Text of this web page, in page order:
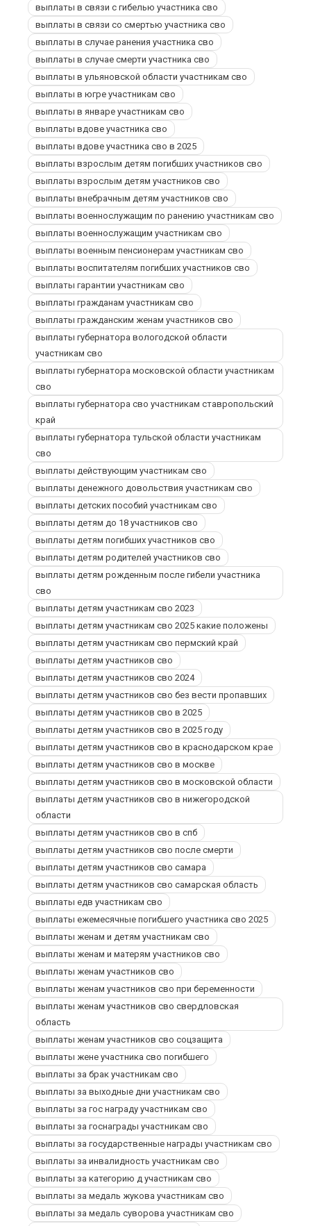
выплаты в связи с гибелью участника сво
выплаты в связи со смертью участника сво
выплаты в случае ранения участника сво
выплаты в случае смерти участника сво
выплаты в ульяновской области участникам сво
выплаты в югре участникам сво
выплаты в январе участникам сво
выплаты вдове участника сво
выплаты вдове участника сво в 2025
выплаты взрослым детям погибших участников сво
выплаты взрослым детям участников сво
выплаты внебрачным детям участников сво
выплаты военнослужащим по ранению участникам сво
выплаты военнослужащим участникам сво
выплаты военным пенсионерам участникам сво
выплаты воспитателям погибших участников сво
выплаты гарантии участникам сво
выплаты гражданам участникам сво
выплаты гражданским женам участников сво
выплаты губернатора вологодской области
участникам сво
выплаты губернатора московской области участникам
сво
выплаты губернатора сво участникам ставропольский
край
выплаты губернатора тульской области участникам
сво
выплаты действующим участникам сво
выплаты денежного довольствия участникам сво
выплаты детских пособий участникам сво
выплаты детям до 18 участников сво
выплаты детям погибших участников сво
выплаты детям родителей участников сво
выплаты детям рожденным после гибели участника
сво
выплаты детям участникам сво 2023
выплаты детям участникам сво 2025 какие положены
выплаты детям участникам сво пермский край
выплаты детям участников сво
выплаты детям участников сво 2024
выплаты детям участников сво без вести пропавших
выплаты детям участников сво в 2025
выплаты детям участников сво в 2025 году
выплаты детям участников сво в краснодарском крае
выплаты детям участников сво в москве
выплаты детям участников сво в московской области
выплаты детям участников сво в нижегородской
области
выплаты детям участников сво в спб
выплаты детям участников сво после смерти
выплаты детям участников сво самара
выплаты детям участников сво самарская область
выплаты едв участникам сво
выплаты ежемесячные погибшего участника сво 2025
выплаты женам и детям участникам сво
выплаты женам и матерям участников сво
выплаты женам участников сво
выплаты женам участников сво при беременности
выплаты женам участников сво свердловская
область
выплаты женам участников сво соцзащита
выплаты жене участника сво погибшего
выплаты за брак участникам сво
выплаты за выходные дни участникам сво
выплаты за гос награду участникам сво
выплаты за госнаграды участникам сво
выплаты за государственные награды участникам сво
выплаты за инвалидность участникам сво
выплаты за категорию д участникам сво
выплаты за медаль жукова участникам сво
выплаты за медаль суворова участникам сво